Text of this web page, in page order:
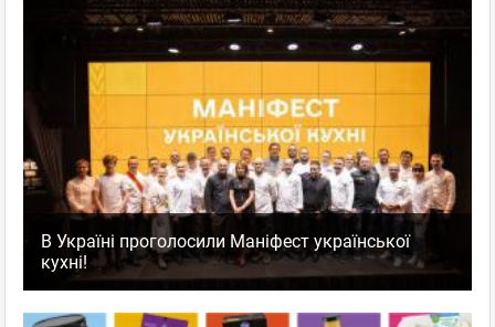
В Україні проголосили Маніфест української
кухні!